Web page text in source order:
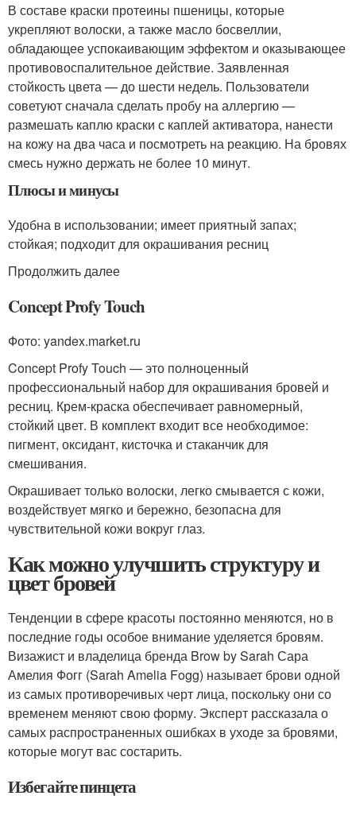
В составе краски протеины пшеницы, которые
укрепляют волоски, а также масло босвеллии,
обладающее успокаивающим эффектом и оказывающее
противовоспалительное действие. Заявленная
стойкость цвета — до шести недель. Пользователи
советуют сначала сделать пробу на аллергию —
размешать каплю краски с каплей активатора, нанести
на кожу на два часа и посмотреть на реакцию. На бровях
смесь нужно держать не более 10 минут.
Плюсы и минусы
Удобна в использовании; имеет приятный запах;
стойкая; подходит для окрашивания ресниц
Продолжить далее
Concept Profy Touch
Фото: yandex.market.ru
Concept Profy Touch — это полноценный
профессиональный набор для окрашивания бровей и
ресниц. Крем-краска обеспечивает равномерный,
стойкий цвет. В комплект входит все необходимое:
пигмент, оксидант, кисточка и стаканчик для
смешивания.
Окрашивает только волоски, легко смывается с кожи,
воздействует мягко и бережно, безопасна для
чувствительной кожи вокруг глаз.
Как можно улучшить структуру и
цвет бровей
Тенденции в сфере красоты постоянно меняются, но в
последние годы особое внимание уделяется бровям.
Визажист и владелица бренда Brow by Sarah Сара
Амелия Фогг (Sarah Amelia Fogg) называет брови одной
из самых противоречивых черт лица, поскольку они со
временем меняют свою форму. Эксперт рассказала о
самых распространенных ошибках в уходе за бровями,
которые могут вас состарить.
Избегайте пинцета